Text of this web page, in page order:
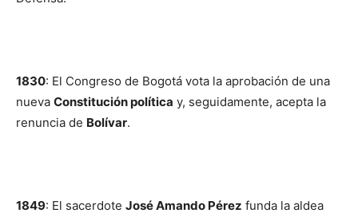
1830: El Congreso de Bogotá vota la aprobación de una
nueva Constitución política y, seguidamente, acepta la
renuncia de Bolívar.
1849: El sacerdote José Amando Pérez funda la aldea